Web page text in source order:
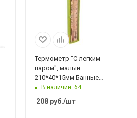
Термометр "С легким
паром", малый
210*40*15мм Банные
штучки
В наличии: 64
208руб./шт